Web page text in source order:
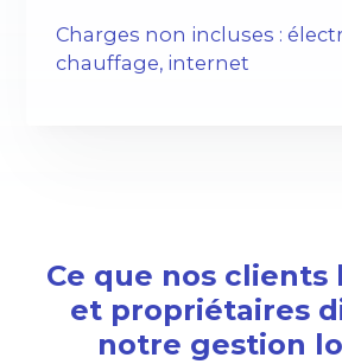
Charges non incluses :
chauffage, internet
Ce que nos clients
et propriétaires
notre gestion